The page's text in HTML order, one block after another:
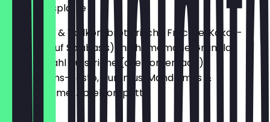
Frühstücksplatte
Sauerteig- & Vollkornbrot, frische Früchte, Kokos-
Joghurt (auf Soiabasis) mit homemade Granola,
Käseauswahl Aufstriche (alle homemade):
Microgreens-Pesto, Hummus, Mandelmus &
Schokocreme, Apfelkompott